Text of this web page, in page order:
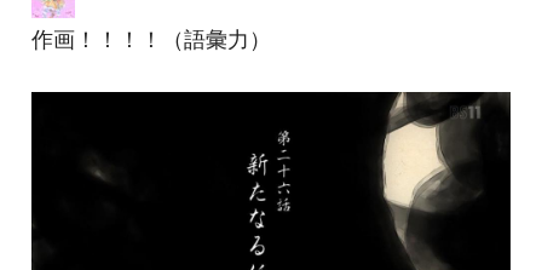
作画！！！！（語彙力）